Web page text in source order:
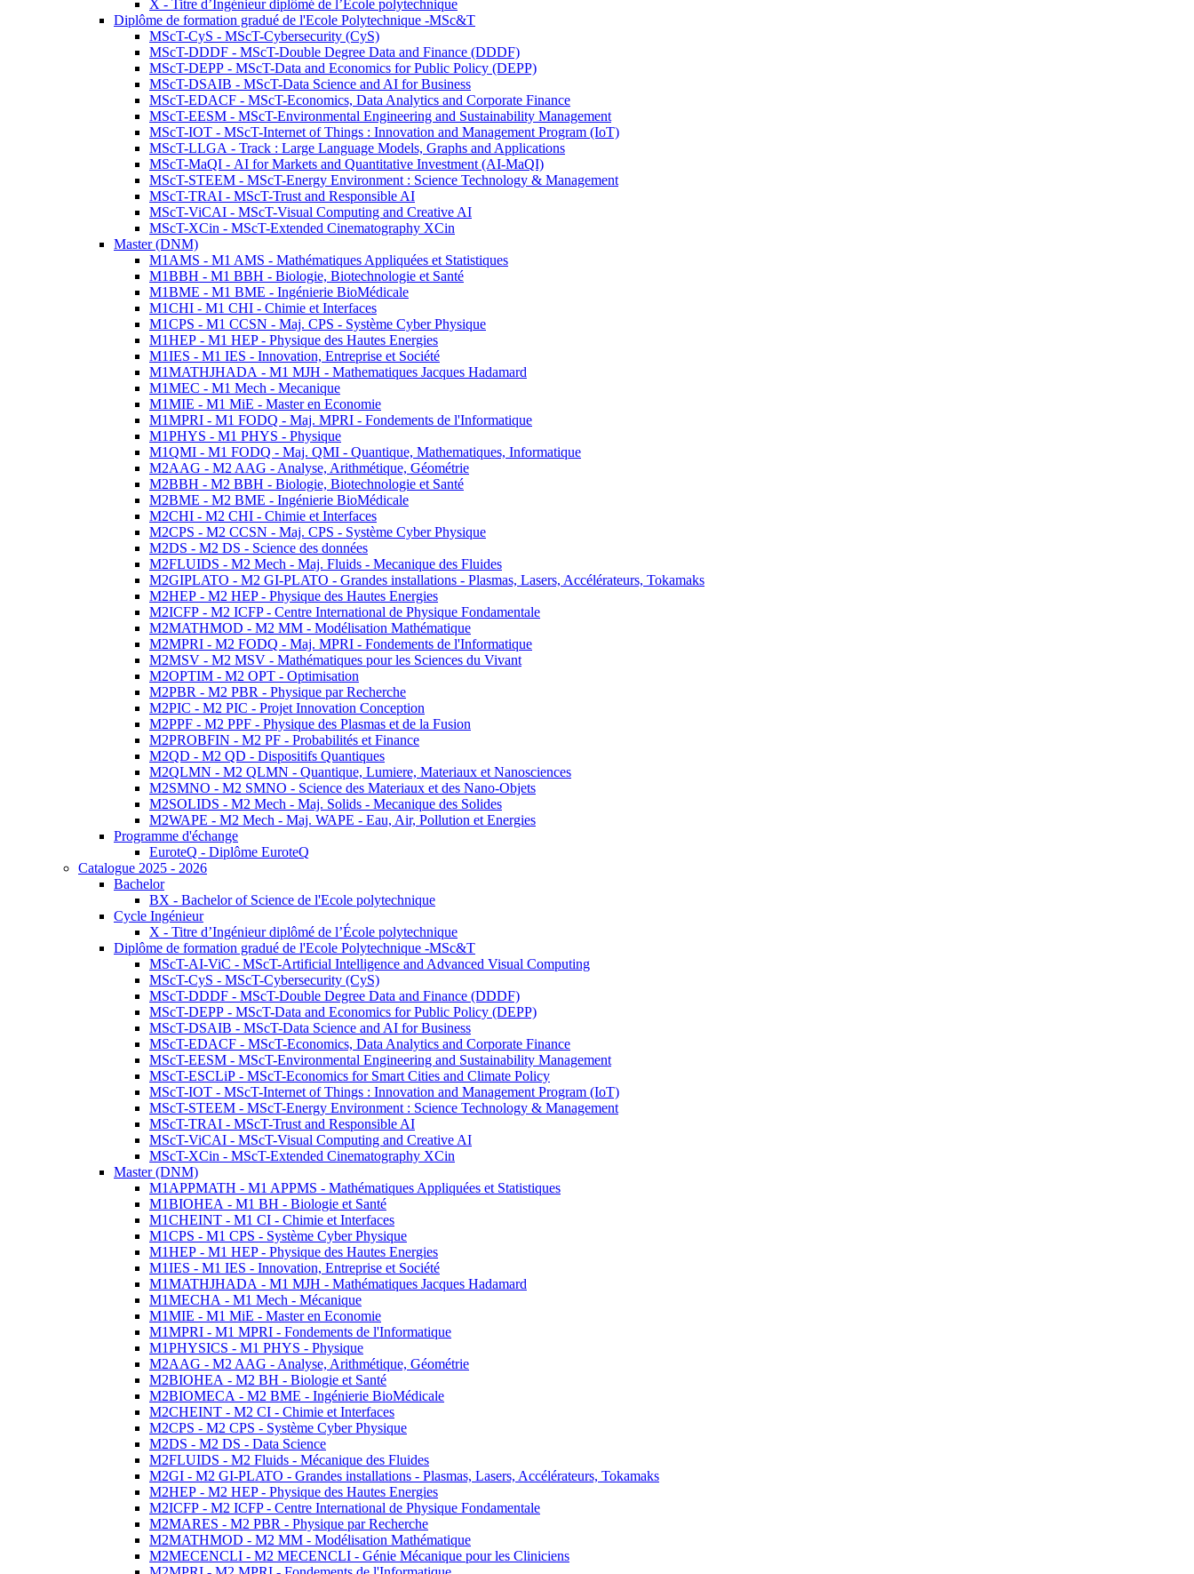
X - Titre d’Ingénieur diplômé de l’École polytechnique
Diplôme de formation gradué de l'Ecole Polytechnique -MSc&T
MScT-CyS - MScT-Cybersecurity (CyS)
MScT-DDDF - MScT-Double Degree Data and Finance (DDDF)
MScT-DEPP - MScT-Data and Economics for Public Policy (DEPP)
MScT-DSAIB - MScT-Data Science and AI for Business
MScT-EDACF - MScT-Economics, Data Analytics and Corporate Finance
MScT-EESM - MScT-Environmental Engineering and Sustainability Management
MScT-IOT - MScT-Internet of Things : Innovation and Management Program (IoT)
MScT-LLGA - Track : Large Language Models, Graphs and Applications
MScT-MaQI - AI for Markets and Quantitative Investment (AI-MaQI)
MScT-STEEM - MScT-Energy Environment : Science Technology & Management
MScT-TRAI - MScT-Trust and Responsible AI
MScT-ViCAI - MScT-Visual Computing and Creative AI
MScT-XCin - MScT-Extended Cinematography XCin
Master (DNM)
M1AMS - M1 AMS - Mathématiques Appliquées et Statistiques
M1BBH - M1 BBH - Biologie, Biotechnologie et Santé
M1BME - M1 BME - Ingénierie BioMédicale
M1CHI - M1 CHI - Chimie et Interfaces
M1CPS - M1 CCSN - Maj. CPS - Système Cyber Physique
M1HEP - M1 HEP - Physique des Hautes Energies
M1IES - M1 IES - Innovation, Entreprise et Société
M1MATHJHADA - M1 MJH - Mathematiques Jacques Hadamard
M1MEC - M1 Mech - Mecanique
M1MIE - M1 MiE - Master en Economie
M1MPRI - M1 FODQ - Maj. MPRI - Fondements de l'Informatique
M1PHYS - M1 PHYS - Physique
M1QMI - M1 FODQ - Maj. QMI - Quantique, Mathematiques, Informatique
M2AAG - M2 AAG - Analyse, Arithmétique, Géométrie
M2BBH - M2 BBH - Biologie, Biotechnologie et Santé
M2BME - M2 BME - Ingénierie BioMédicale
M2CHI - M2 CHI - Chimie et Interfaces
M2CPS - M2 CCSN - Maj. CPS - Système Cyber Physique
M2DS - M2 DS - Science des données
M2FLUIDS - M2 Mech - Maj. Fluids - Mecanique des Fluides
M2GIPLATO - M2 GI-PLATO - Grandes installations - Plasmas, Lasers, Accélérateurs, Tokamaks
M2HEP - M2 HEP - Physique des Hautes Energies
M2ICFP - M2 ICFP - Centre International de Physique Fondamentale
M2MATHMOD - M2 MM - Modélisation Mathématique
M2MPRI - M2 FODQ - Maj. MPRI - Fondements de l'Informatique
M2MSV - M2 MSV - Mathématiques pour les Sciences du Vivant
M2OPTIM - M2 OPT - Optimisation
M2PBR - M2 PBR - Physique par Recherche
M2PIC - M2 PIC - Projet Innovation Conception
M2PPF - M2 PPF - Physique des Plasmas et de la Fusion
M2PROBFIN - M2 PF - Probabilités et Finance
M2QD - M2 QD - Dispositifs Quantiques
M2QLMN - M2 QLMN - Quantique, Lumiere, Materiaux et Nanosciences
M2SMNO - M2 SMNO - Science des Materiaux et des Nano-Objets
M2SOLIDS - M2 Mech - Maj. Solids - Mecanique des Solides
M2WAPE - M2 Mech - Maj. WAPE - Eau, Air, Pollution et Energies
Programme d'échange
EuroteQ - Diplôme EuroteQ
Catalogue 2025 - 2026
Bachelor
BX - Bachelor of Science de l'Ecole polytechnique
Cycle Ingénieur
X - Titre d’Ingénieur diplômé de l’École polytechnique
Diplôme de formation gradué de l'Ecole Polytechnique -MSc&T
MScT-AI-ViC - MScT-Artificial Intelligence and Advanced Visual Computing
MScT-CyS - MScT-Cybersecurity (CyS)
MScT-DDDF - MScT-Double Degree Data and Finance (DDDF)
MScT-DEPP - MScT-Data and Economics for Public Policy (DEPP)
MScT-DSAIB - MScT-Data Science and AI for Business
MScT-EDACF - MScT-Economics, Data Analytics and Corporate Finance
MScT-EESM - MScT-Environmental Engineering and Sustainability Management
MScT-ESCLiP - MScT-Economics for Smart Cities and Climate Policy
MScT-IOT - MScT-Internet of Things : Innovation and Management Program (IoT)
MScT-STEEM - MScT-Energy Environment : Science Technology & Management
MScT-TRAI - MScT-Trust and Responsible AI
MScT-ViCAI - MScT-Visual Computing and Creative AI
MScT-XCin - MScT-Extended Cinematography XCin
Master (DNM)
M1APPMATH - M1 APPMS - Mathématiques Appliquées et Statistiques
M1BIOHEA - M1 BH - Biologie et Santé
M1CHEINT - M1 CI - Chimie et Interfaces
M1CPS - M1 CPS - Système Cyber Physique
M1HEP - M1 HEP - Physique des Hautes Energies
M1IES - M1 IES - Innovation, Entreprise et Société
M1MATHJHADA - M1 MJH - Mathématiques Jacques Hadamard
M1MECHA - M1 Mech - Mécanique
M1MIE - M1 MiE - Master en Economie
M1MPRI - M1 MPRI - Fondements de l'Informatique
M1PHYSICS - M1 PHYS - Physique
M2AAG - M2 AAG - Analyse, Arithmétique, Géométrie
M2BIOHEA - M2 BH - Biologie et Santé
M2BIOMECA - M2 BME - Ingénierie BioMédicale
M2CHEINT - M2 CI - Chimie et Interfaces
M2CPS - M2 CPS - Système Cyber Physique
M2DS - M2 DS - Data Science
M2FLUIDS - M2 Fluids - Mécanique des Fluides
M2GI - M2 GI-PLATO - Grandes installations - Plasmas, Lasers, Accélérateurs, Tokamaks
M2HEP - M2 HEP - Physique des Hautes Energies
M2ICFP - M2 ICFP - Centre International de Physique Fondamentale
M2MARES - M2 PBR - Physique par Recherche
M2MATHMOD - M2 MM - Modélisation Mathématique
M2MECENCLI - M2 MECENCLI - Génie Mécanique pour les Cliniciens